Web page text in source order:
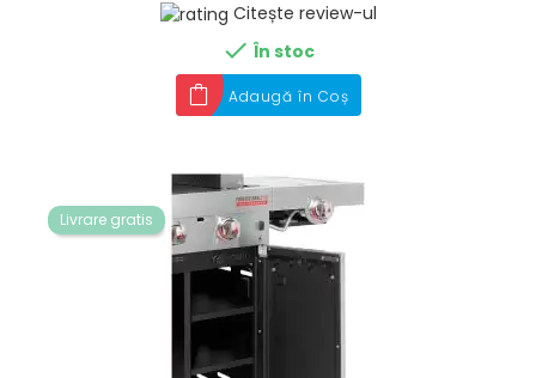
Citește review-ul
 În stoc
Adaugă în Coș
Livrare gratis